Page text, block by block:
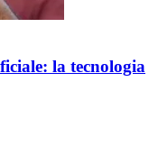
la tecnologia